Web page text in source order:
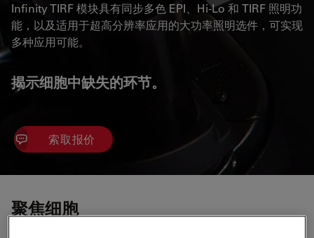
Infinity TIRF 模块具有同步多色 EPI、Hi-Lo 和 TIRF 照明功
能，以及适用于超高分辨率应用的大功率照明选件，可实现
多种应用可能。
揭示细胞中缺失的环节。
索取报价
聚焦细胞